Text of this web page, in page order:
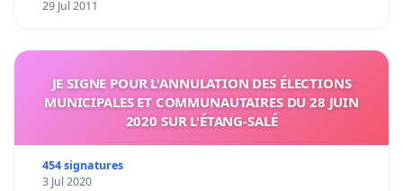
29 Jul 2011
JE SIGNE POUR L'ANNULATION DES ÉLECTIONS
MUNICIPALES ET COMMUNAUTAIRES DU 28 JUIN
2020 SUR L'ÉTANG-SALÉ
454 signatures
3 Jul 2020